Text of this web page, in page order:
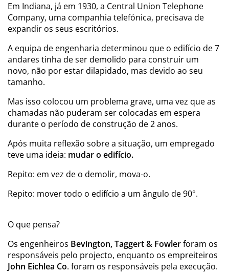
Em Indiana, já em 1930, a Central Union Telephone
Company, uma companhia telefónica, precisava de
expandir os seus escritórios.
A equipa de engenharia determinou que o edifício de 7
andares tinha de ser demolido para construir um
novo, não por estar dilapidado, mas devido ao seu
tamanho.
Mas isso colocou um problema grave, uma vez que as
chamadas não puderam ser colocadas em espera
durante o período de construção de 2 anos.
Após muita reflexão sobre a situação, um empregado
teve uma ideia: mudar o edifício.
Repito: em vez de o demolir, mova-o.
Repito: mover todo o edifício a um ângulo de 90°.
O que pensa?
Os engenheiros Bevington, Taggert & Fowlerforam os
responsáveis pelo projecto, enquanto os empreiteiros
John Eichlea Co. foram os responsáveis pela execução.